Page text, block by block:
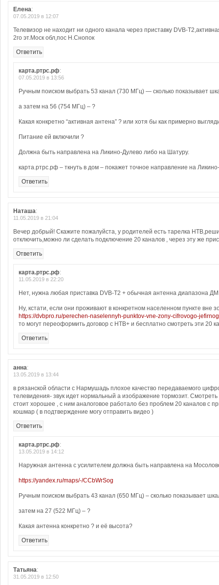
Елена:
07.05.2019 в 12:07
Телевизор не находит ни одного канала через приставку DVB-
2го эт.Моск обл,пос Н.Снопок
Ответить
карта.ртрс.рф:
07.05.2019 в 13:56
Ручным поиском выбрать 53 канал (730 МГц) — сколько показывает
а затем на 56 (754 МГц) – ?
Какая конкретно “активная антена” ? или хотя бы как примерно
Питание ей включили ?
Должна быть направлена на Ликино-Дулево либо на Шатуру.
карта.ртрс.рф – ткнуть в дом – покажет точное направление на
Ответить
Наташа:
11.05.2019 в 21:04
Вечер добрый! Скажите пожалуйста, у родителей есть тарелка
отключить,можно ли сделать подключение 20 каналов , через эту же
Ответить
карта.ртрс.рф:
11.05.2019 в 22:20
Нет, нужна любая приставка DVB-T2 + обычная антенна диапазона
Ну, кстати, если они проживают в конкретном населенном пункте вне
https://dvbpro.ru/perechen-naselennyh-punktov-vne-zony-cifrovogo-
то могут переоформить договор с НТВ+ и бесплатно смотреть эти 20
Ответить
анна:
13.05.2019 в 13:44
в рязанской области с Нармушадь плохое качество передаваемого
телевидения- звук идет нормальный а изображение тормозит.
стоит хорошее , с ним аналоговое работало без проблем 20 каналов с
кошмар ( в подтверждение могу отправить видео )
Ответить
карта.ртрс.рф:
13.05.2019 в 14:12
Наружная антенна с усилителем должна быть направлена на
https://yandex.ru/maps/-/CCbWrSog
Ручным поиском выбрать 43 канал (650 МГц) – сколько показывает
затем на 27 (522 МГц) – ?
Какая антенна конкретно ? и её высота?
Ответить
Татьяна:
31.05.2019 в 12:50